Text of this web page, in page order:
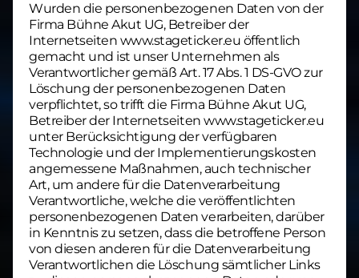
Wurden die personenbezogenen Daten von der
Firma Bühne Akut UG, Betreiber der
Internetseiten www.stageticker.eu öffentlich
gemacht und ist unser Unternehmen als
Verantwortlicher gemäß Art. 17 Abs. 1 DS-GVO zur
Löschung der personenbezogenen Daten
verpflichtet, so trifft die Firma Bühne Akut UG,
Betreiber der Internetseiten www.stageticker.eu
unter Berücksichtigung der verfügbaren
Technologie und der Implementierungskosten
angemessene Maßnahmen, auch technischer
Art, um andere für die Datenverarbeitung
Verantwortliche, welche die veröffentlichten
personenbezogenen Daten verarbeiten, darüber
in Kenntnis zu setzen, dass die betroffene Person
von diesen anderen für die Datenverarbeitung
Verantwortlichen die Löschung sämtlicher Links